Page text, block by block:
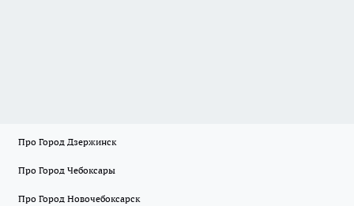
Про Город Дзержинск
Про Город Чебоксары
Про Город Новочебоксарск